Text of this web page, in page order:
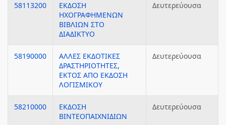
58113200
ΕΚΔΟΣΗ
ΗΧΟΓΡΑΦΗΜΕΝΩΝ
ΒΙΒΛΙΩΝ ΣΤΟ
ΔΙΑΔΙΚΤΥΟ
Δευτερεύουσα
58190000
ΑΛΛΕΣ ΕΚΔΟΤΙΚΕΣ
ΔΡΑΣΤΗΡΙΟΤΗΤΕΣ,
ΕΚΤΟΣ ΑΠΟ ΕΚΔΟΣΗ
ΛΟΓΙΣΜΙΚΟΥ
Δευτερεύουσα
58210000
ΕΚΔΟΣΗ
ΒΙΝΤΕΟΠΑΙΧΝΙΔΙΩΝ
Δευτερεύουσα